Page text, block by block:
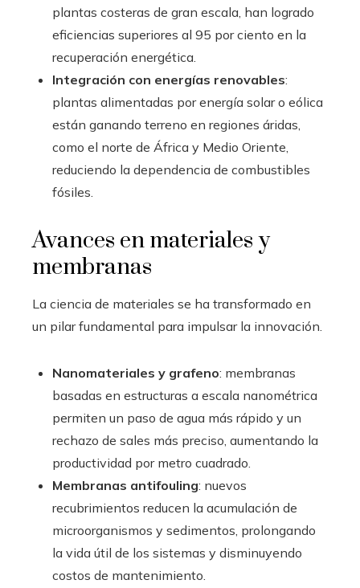
plantas costeras de gran escala, han logrado
eficiencias superiores al 95 por ciento en la
recuperación energética.
Integración con energías renovables:
plantas alimentadas por energía solar o eólica
están ganando terreno en regiones áridas,
como el norte de África y Medio Oriente,
reduciendo la dependencia de combustibles
fósiles.
Avances en materiales y
membranas
La ciencia de materiales se ha transformado en
un pilar fundamental para impulsar la innovación.
Nanomateriales y grafeno: membranas
basadas en estructuras a escala nanométrica
permiten un paso de agua más rápido y un
rechazo de sales más preciso, aumentando la
productividad por metro cuadrado.
Membranas antifouling: nuevos
recubrimientos reducen la acumulación de
microorganismos y sedimentos, prolongando
la vida útil de los sistemas y disminuyendo
costos de mantenimiento.